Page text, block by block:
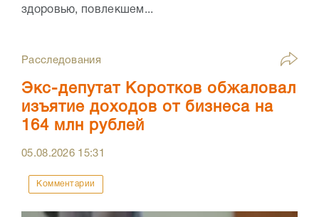
здоровью, повлекшем...
Расследования
Экс-депутат Коротков обжаловал
изъятие доходов от бизнеса на
164 млн рублей
05.08.2026 15:31
Комментарии